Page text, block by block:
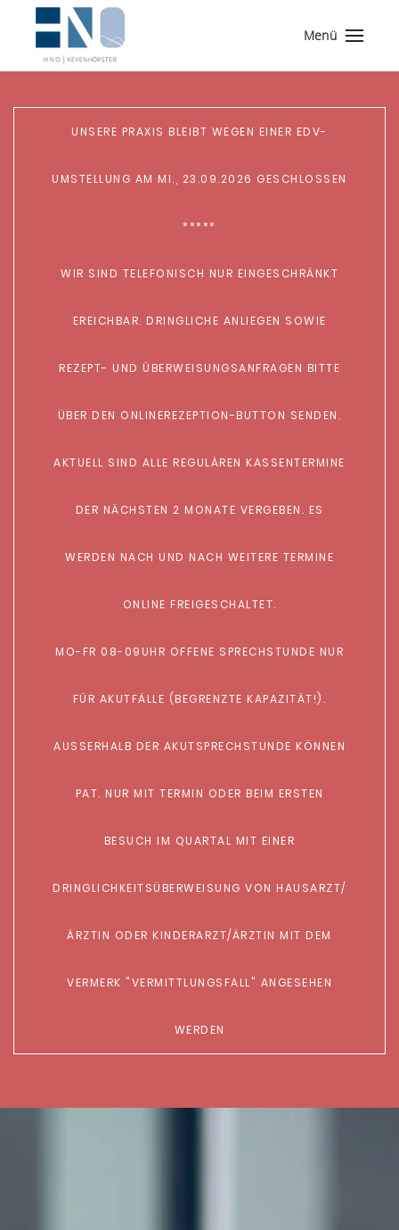
Menü
UNSERE PRAXIS BLEIBT WEGEN EINER EDV-
UMSTELLUNG AM MI., 23.09.2026 GESCHLOSSEN
*****
WIR SIND TELEFONISCH NUR EINGESCHRÄNKT
EREICHBAR. DRINGLICHE ANLIEGEN SOWIE
REZEPT- UND ÜBERWEISUNGSANFRAGEN BITTE
ÜBER DEN ONLINEREZEPTION-BUTTON SENDEN.
AKTUELL SIND ALLE REGULÄREN KASSENTERMINE
DER NÄCHSTEN 2 MONATE VERGEBEN. ES
WERDEN NACH UND NACH WEITERE TERMINE
ONLINE FREIGESCHALTET.
MO-FR 08-09UHR OFFENE SPRECHSTUNDE NUR
FÜR AKUTFÄLLE (BEGRENZTE KAPAZITÄT!).
AUSSERHALB DER AKUTSPRECHSTUNDE KÖNNEN
PAT. NUR MIT TERMIN ODER BEIM ERSTEN B
ESUCH IM QUARTAL MIT EINER D
RINGLICHKEITSÜBERWEISUNG VON HAUSARZT/Ä
RZTIN ODER KINDERARZT/ÄRZTIN MIT DEM V
ERMERK "VERMITTLUNGSFALL" ANGESEHEN
WERDEN